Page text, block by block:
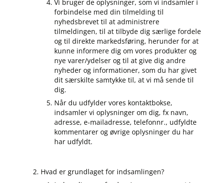
Vi bruger de oplysninger, som vi indsamler i
forbindelse med din tilmelding til
nyhedsbrevet til at administrere
tilmeldingen, til at tilbyde dig særlige fordele
og til direkte markedsføring, herunder for at
kunne informere dig om vores produkter og
nye varer/ydelser og til at give dig andre
nyheder og informationer, som du har givet
dit særskilte samtykke til, at vi må sende til
dig.
Når du udfylder vores kontaktbokse,
indsamler vi oplysninger om dig, fx navn,
adresse, e-mailadresse, telefonnr., udfyldte
kommentarer og øvrige oplysninger du har
har udfyldt.
Hvad er grundlaget for indsamlingen?